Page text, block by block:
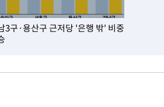
3구·용산구 근저당 '은행 밖' 비중